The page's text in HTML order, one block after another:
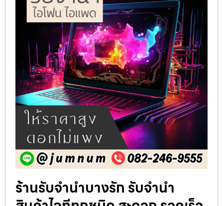
ร้านรับจำนำบางรัก รับจำนำ